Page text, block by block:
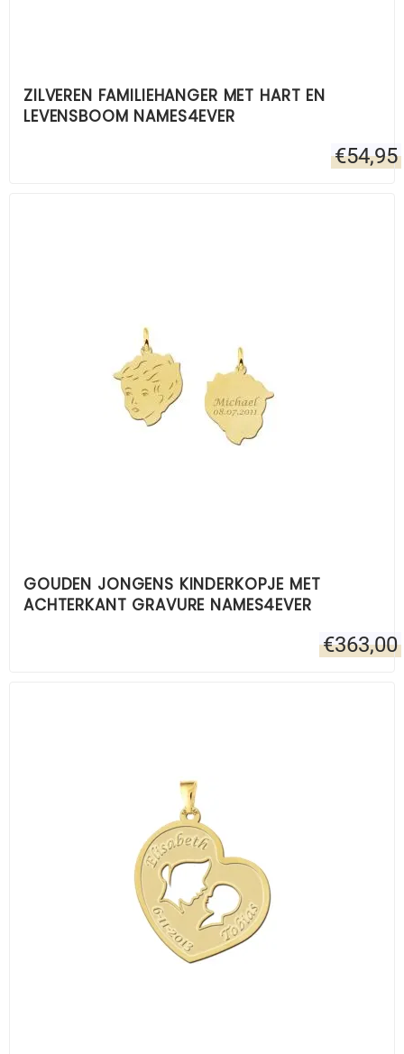
ZILVEREN FAMILIEHANGER MET HART EN
LEVENSBOOM NAMES4EVER
€54,95
GOUDEN JONGENS KINDERKOPJE MET
ACHTERKANT GRAVURE NAMES4EVER
€363,00